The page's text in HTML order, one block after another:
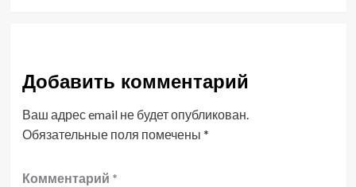
Добавить комментарий
Ваш адрес email не будет опубликован.
Обязательные поля помечены *
Комментарий *